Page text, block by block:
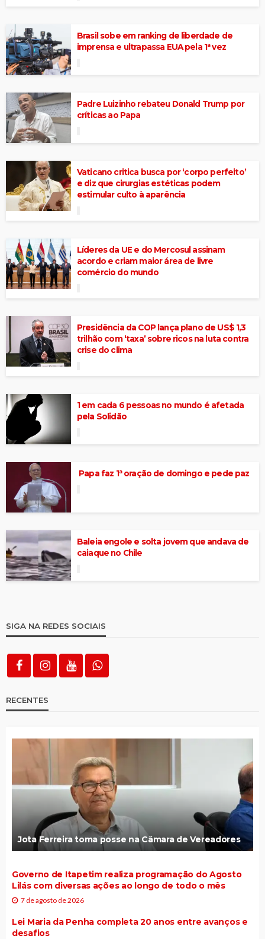
Brasil sobe em ranking de liberdade de
imprensa e ultrapassa EUA pela 1ª vez
Padre Luizinho rebateu Donald Trump por
críticas ao Papa
Vaticano critica busca por ‘corpo perfeito’
e diz que cirurgias estéticas podem
estimular culto à aparência
Líderes da UE e do Mercosul assinam
acordo e criam maior área de livre
comércio do mundo
Presidência da COP lança plano de US$ 1,3
trilhão com ‘taxa’ sobre ricos na luta contra
crise do clima
1 em cada 6 pessoas no mundo é afetada
pela Solidão
Papa faz 1ª oração de domingo e pede paz
Baleia engole e solta jovem que andava de
caiaque no Chile
SIGA NA REDES SOCIAIS
RECENTES
Jota Ferreira toma posse na Câmara de Vereadores
Governo de Itapetim realiza programação do Agosto
Lilás com diversas ações ao longo de todo o mês
7 de agosto de 2026
Lei Maria da Penha completa 20 anos entre avanços e
desafios